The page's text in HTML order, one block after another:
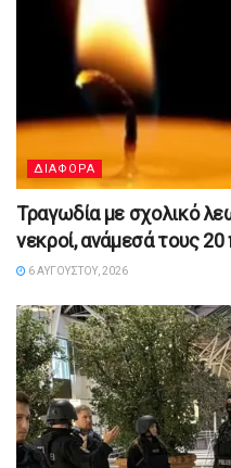
ΔΙΑΦΟΡΑ
Τραγωδία με σχολικό
νεκροί, ανάμεσά τους 20
6 ΑΥΓΟΎΣΤΟΥ, 2026